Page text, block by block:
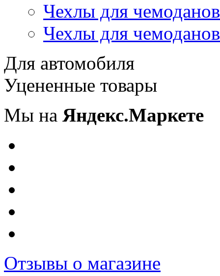
Чехлы для
Чехлы для
Для автомобиля
Уцененные товары
Мы на Яндекс.Маркете
Отзывы о магазине